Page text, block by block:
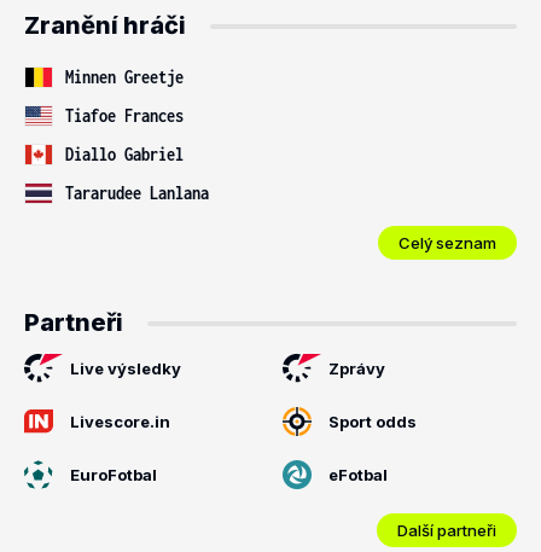
Zranění hráči
Minnen Greetje
Tiafoe Frances
Diallo Gabriel
Tararudee Lanlana
Celý seznam
Partneři
Live výsledky Zprávy
Livescore.in Sport odds
EuroFotbal eFotbal
Další partneři